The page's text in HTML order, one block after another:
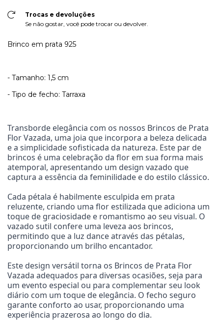
Trocas e devoluções
Se não gostar, você pode trocar ou devolver.
Brinco em prata 925
- Tamanho: 1,5 cm
- Tipo de fecho: Tarraxa
Transborde elegância com os nossos Brincos de Prata
Flor Vazada, uma joia que incorpora a beleza delicada
e a simplicidade sofisticada da natureza. Este par de
brincos é uma celebração da flor em sua forma mais
atemporal, apresentando um design vazado que
captura a essência da feminilidade e do estilo clássico.
Cada pétala é habilmente esculpida em prata
reluzente, criando uma flor estilizada que adiciona um
toque de graciosidade e romantismo ao seu visual. O
vazado sutil confere uma leveza aos brincos,
permitindo que a luz dance através das pétalas,
proporcionando um brilho encantador.
Este design versátil torna os Brincos de Prata Flor
Vazada adequados para diversas ocasiões, seja para
um evento especial ou para complementar seu look
diário com um toque de elegância. O fecho seguro
garante conforto ao usar, proporcionando uma
experiência prazerosa ao longo do dia.